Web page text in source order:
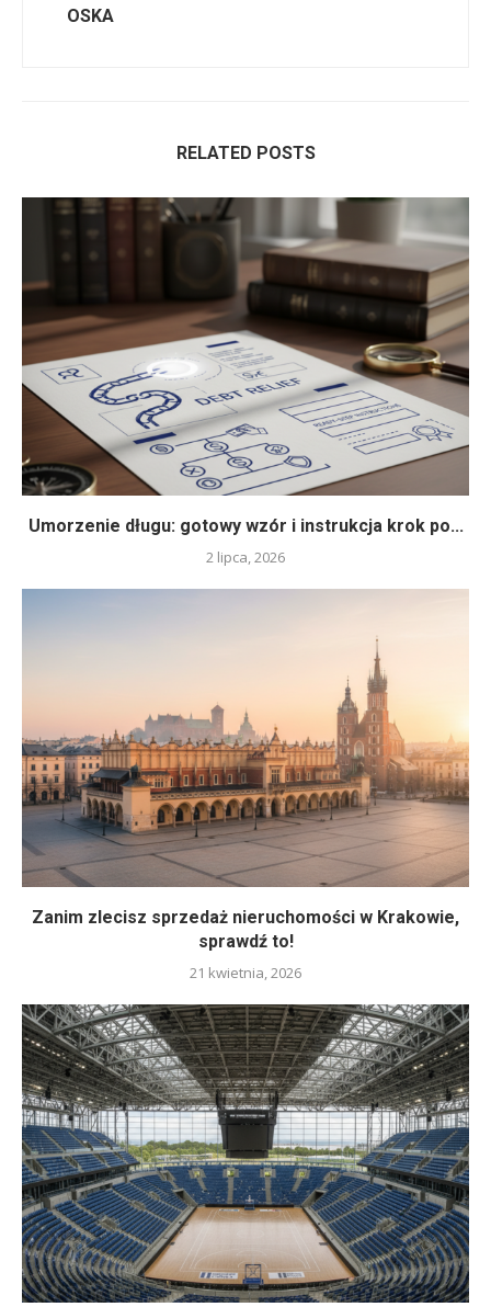
OSKA
RELATED POSTS
Umorzenie długu: gotowy wzór i instrukcja krok po...
2 lipca, 2026
Zanim zlecisz sprzedaż nieruchomości w Krakowie,
sprawdź to!
21 kwietnia, 2026